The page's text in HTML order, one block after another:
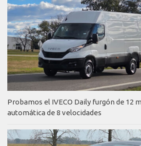
Probamos el IVECO Daily furgón de 12
automática de 8 velocidades